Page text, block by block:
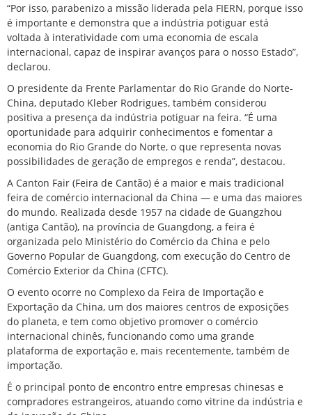
“Por isso, parabenizo a missão liderada pela FIERN, porque isso
é importante e demonstra que a indústria potiguar está
voltada à interatividade com uma economia de escala
internacional, capaz de inspirar avanços para o nosso Estado”,
declarou.
O presidente da Frente Parlamentar do Rio Grande do Norte-
China, deputado Kleber Rodrigues, também considerou
positiva a presença da indústria potiguar na feira. “É uma
oportunidade para adquirir conhecimentos e fomentar a
economia do Rio Grande do Norte, o que representa novas
possibilidades de geração de empregos e renda”, destacou.
A Canton Fair (Feira de Cantão) é a maior e mais tradicional
feira de comércio internacional da China — e uma das maiores
do mundo. Realizada desde 1957 na cidade de Guangzhou
(antiga Cantão), na província de Guangdong, a feira é
organizada pelo Ministério do Comércio da China e pelo
Governo Popular de Guangdong, com execução do Centro de
Comércio Exterior da China (CFTC).
O evento ocorre no Complexo da Feira de Importação e
Exportação da China, um dos maiores centros de exposições
do planeta, e tem como objetivo promover o comércio
internacional chinês, funcionando como uma grande
plataforma de exportação e, mais recentemente, também de
importação.
É o principal ponto de encontro entre empresas chinesas e
compradores estrangeiros, atuando como vitrine da indústria e